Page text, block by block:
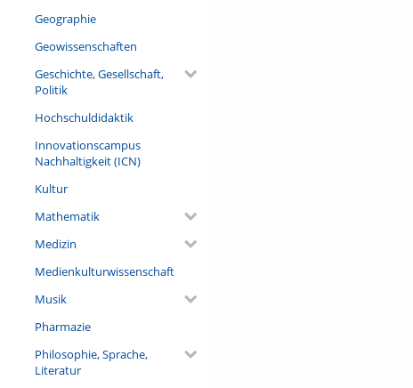
Geographie
Geowissenschaften
Geschichte, Gesellschaft,
Politik
Hochschuldidaktik
Innovationscampus
Nachhaltigkeit (ICN)
Kultur
Mathematik
Medizin
Medienkulturwissenschaft
Musik
Pharmazie
Philosophie, Sprache,
Literatur